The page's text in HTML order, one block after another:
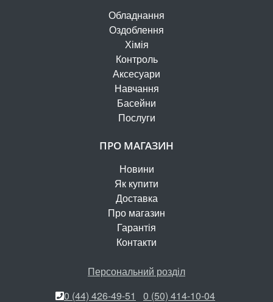
Обладнання
Оздоблення
Хімія
Контроль
Аксесуари
Навчання
Басейни
Послуги
ПРО МАГАЗИН
Новини
Як купити
Доставка
Про магазин
Гарантія
Контакти
Персональний розділ
0 (44) 426-49-51
0 (50) 414-10-04